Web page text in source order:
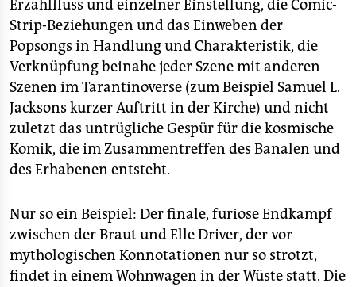
Erzählfluss und einzelner Einstellung, die Comic-
Strip-Beziehungen und das Einweben der
Popsongs in Handlung und Charakteristik, die
Verknüpfung beinahe jeder Szene mit anderen
Szenen im Tarantinoverse (zum Beispiel Samuel L.
Jacksons kurzer Auftritt in der Kirche) und nicht
zuletzt das untrügliche Gespür für die kosmische
Komik, die im Zusammentreffen des Banalen und
des Erhabenen entsteht.
Nur so ein Beispiel: Der finale, furiose Endkampf
zwischen der Braut und Elle Driver, der vor
mythologischen Konnotationen nur so strotzt,
findet in einem Wohnwagen in der Wüste statt. Die